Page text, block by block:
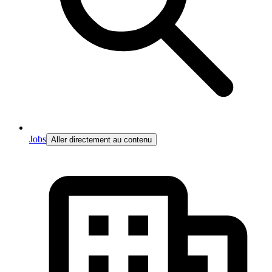
Jobs Aller directement au contenu